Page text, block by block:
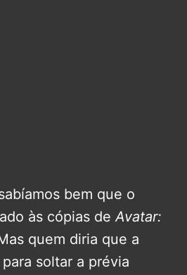
bem que o
às cópias deAvatar:
quem diria que a
soltar a prévia